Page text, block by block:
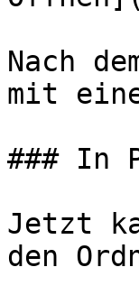
Nach
mit
### In
Jetzt
den